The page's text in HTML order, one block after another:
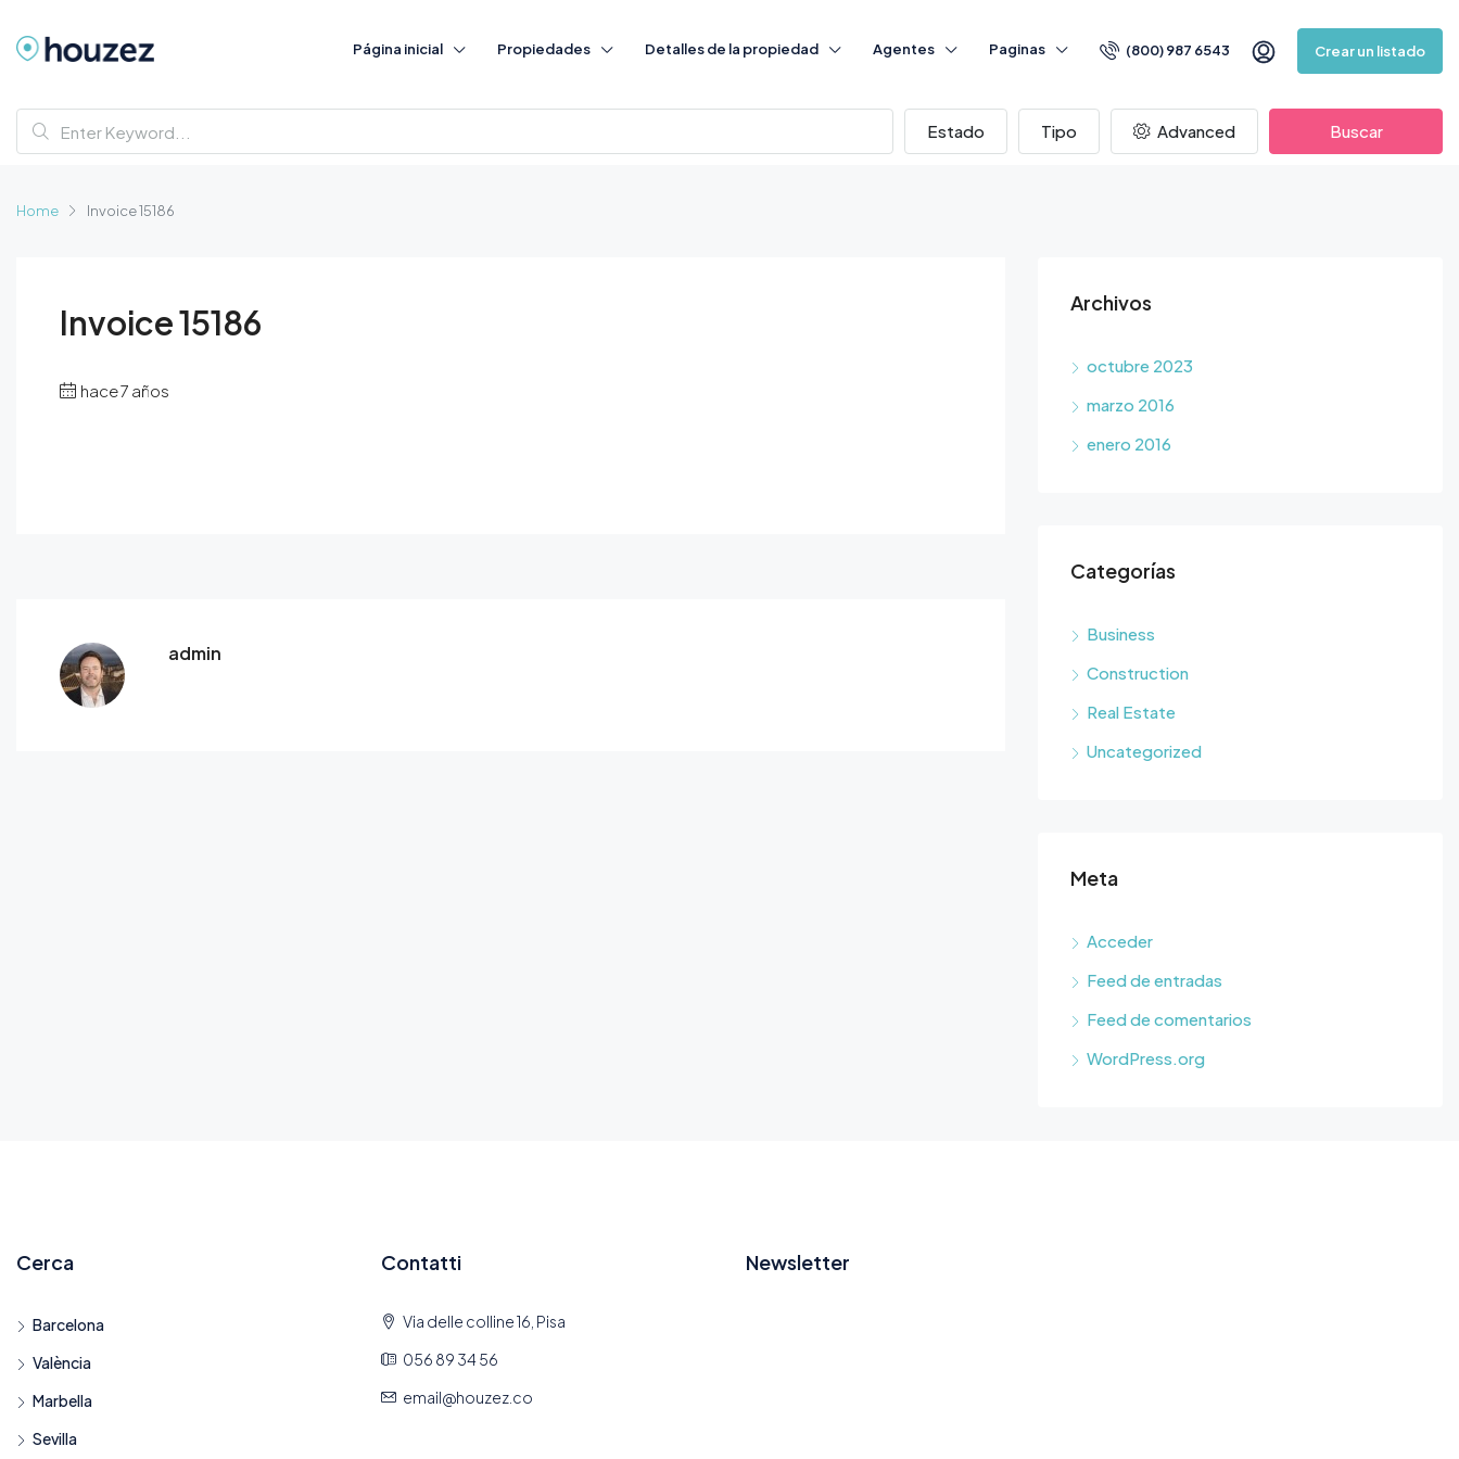
Página inicial Propiedades Detalles de la propiedad Agentes Paginas (800) 987 6543 Crear un listado
Estado Tipo Advanced Buscar
Home Invoice 15186
Invoice 15186
hace 7 años
admin
Archivos
octubre 2023
marzo 2016
enero 2016
Categorías
Business
Construction
Real Estate
Uncategorized
Meta
Acceder
Feed de entradas
Feed de comentarios
WordPress.org
Cerca
Barcelona
València
Marbella
Sevilla
Contatti
Via delle colline 16, Pisa
056 89 34 56
email@houzez.co
Newsletter